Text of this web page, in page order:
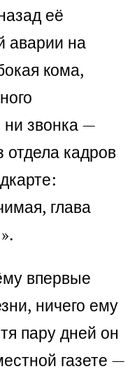
её
аварии на
кома,
ни звонка —
отдела кадров
глава
впервые
ничего ему
пару дней он
газете —